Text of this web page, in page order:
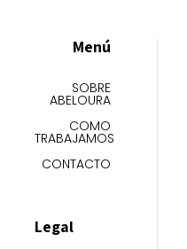
Menú
SOBRE
ABELOURA
COMO
TRABAJAMOS
CONTACTO
Legal